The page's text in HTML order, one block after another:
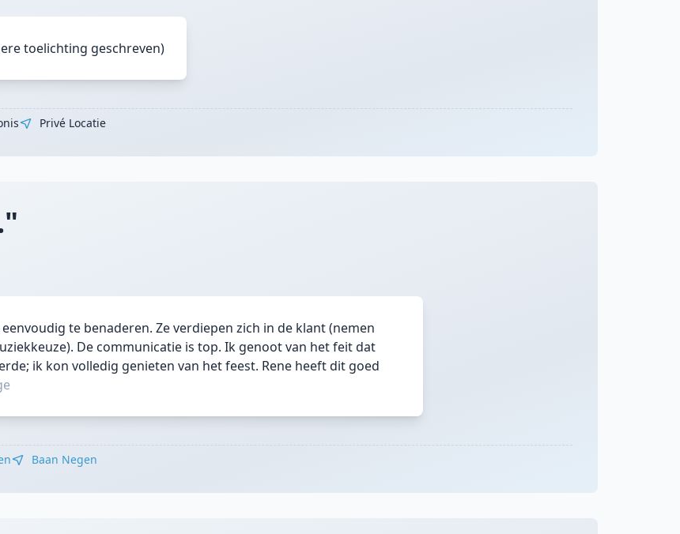
toelichting geschreven)
Privé Locatie
te benaderen. Ze verdiepen zich in de klant (nemen
De communicatie is top. Ik genoot van het feit dat
ik kon volledig genieten van het feest. Rene heeft dit goed
Baan Negen